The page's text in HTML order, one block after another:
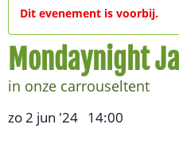
Dit evenement is voorbij.
Mondaynight
in onze carrouseltent
zo 2 jun '24 14:00